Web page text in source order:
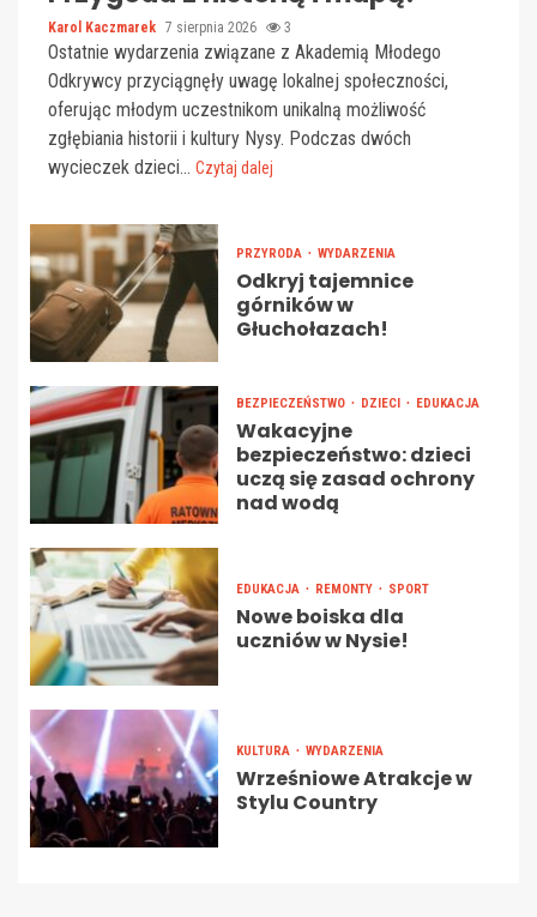
Karol Kaczmarek 7 sierpnia 2026 3
Ostatnie wydarzenia związane z Akademią Młodego
Odkrywcy przyciągnęły uwagę lokalnej społeczności,
oferując młodym uczestnikom unikalną możliwość
zgłębiania historii i kultury Nysy. Podczas dwóch
wycieczek dzieci... Czytaj dalej
PRZYRODA WYDARZENIA
Odkryj tajemnice
górników w
Głuchołazach!
BEZPIECZEŃSTWO DZIECI EDUKACJA
Wakacyjne
bezpieczeństwo: dzieci
uczą się zasad ochrony
nad wodą
EDUKACJA REMONTY SPORT
Nowe boiska dla
uczniów w Nysie!
KULTURA WYDARZENIA
Wrześniowe Atrakcje w
Stylu Country